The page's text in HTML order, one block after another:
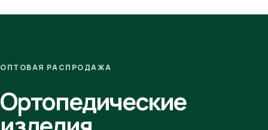
ОПТОВАЯ РАСПРОДАЖА
Ортопедические